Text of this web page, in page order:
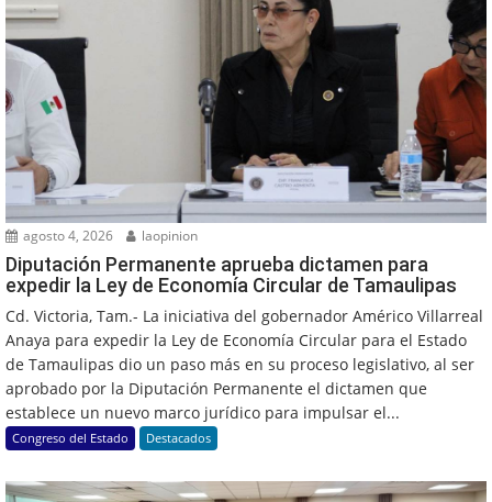
agosto 4, 2026 laopinion
Diputación Permanente aprueba dictamen para
expedir la Ley de Economía Circular de Tamaulipas
Cd. Victoria, Tam.- La iniciativa del gobernador Américo Villarreal
Anaya para expedir la Ley de Economía Circular para el Estado
de Tamaulipas dio un paso más en su proceso legislativo, al ser
aprobado por la Diputación Permanente el dictamen que
establece un nuevo marco jurídico para impulsar el...
Congreso del Estado Destacados